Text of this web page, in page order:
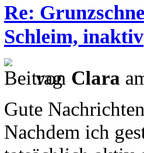
Re:
Schleim, inaktiv
von Clara
Gute
Nachdem ich